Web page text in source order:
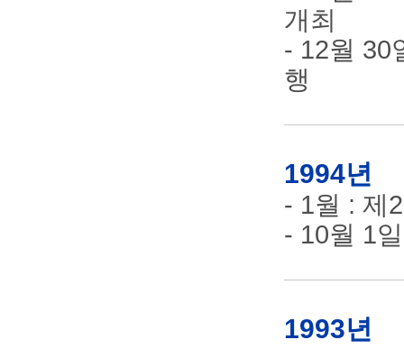
개최
- 12월 30
행
1994년
- 1월 : 제
- 10월 1
1993년